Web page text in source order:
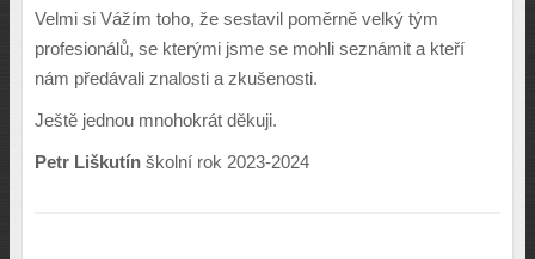
Velmi si Vážím toho, že sestavil poměrně velký tým
profesionálů, se kterými jsme se mohli seznámit a kteří
nám předávali znalosti a zkušenosti.
Ještě jednou mnohokrát děkuji.
Petr Liškutín školní rok 2023-2024